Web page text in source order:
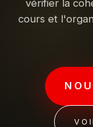
vérifier la
cours et